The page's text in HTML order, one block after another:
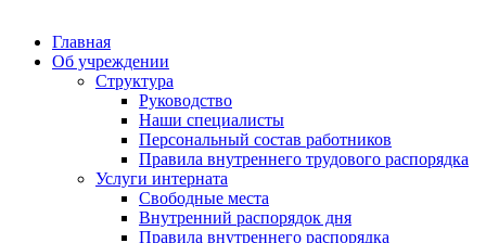
Главная
Об учреждении
Структура
Руководство
Наши специалисты
Персональный состав работников
Правила внутреннего трудового распорядка
Услуги интерната
Свободные места
Внутренний распорядок дня
Правила внутреннего распорядка